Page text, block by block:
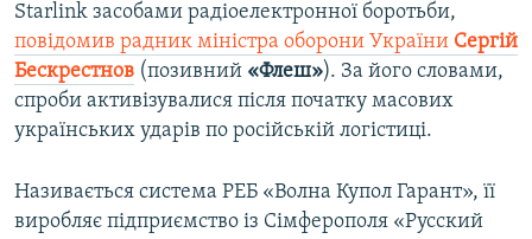
Starlink засобами радіоелектронної боротьби,
повідомив радник міністра оборони України Сергій
Бескрестнов (позивний «Флеш»). За його словами,
спроби активізувалися після початку масових
українських ударів по російській логістиці.
Називається система РЕБ «Волна Купол Гарант», її
виробляє підприємство із Сімферополя «Русский